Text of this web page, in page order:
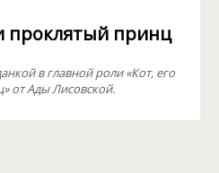
проклятый принц
в главной роли «Кот, его
от Ады Лисовской.